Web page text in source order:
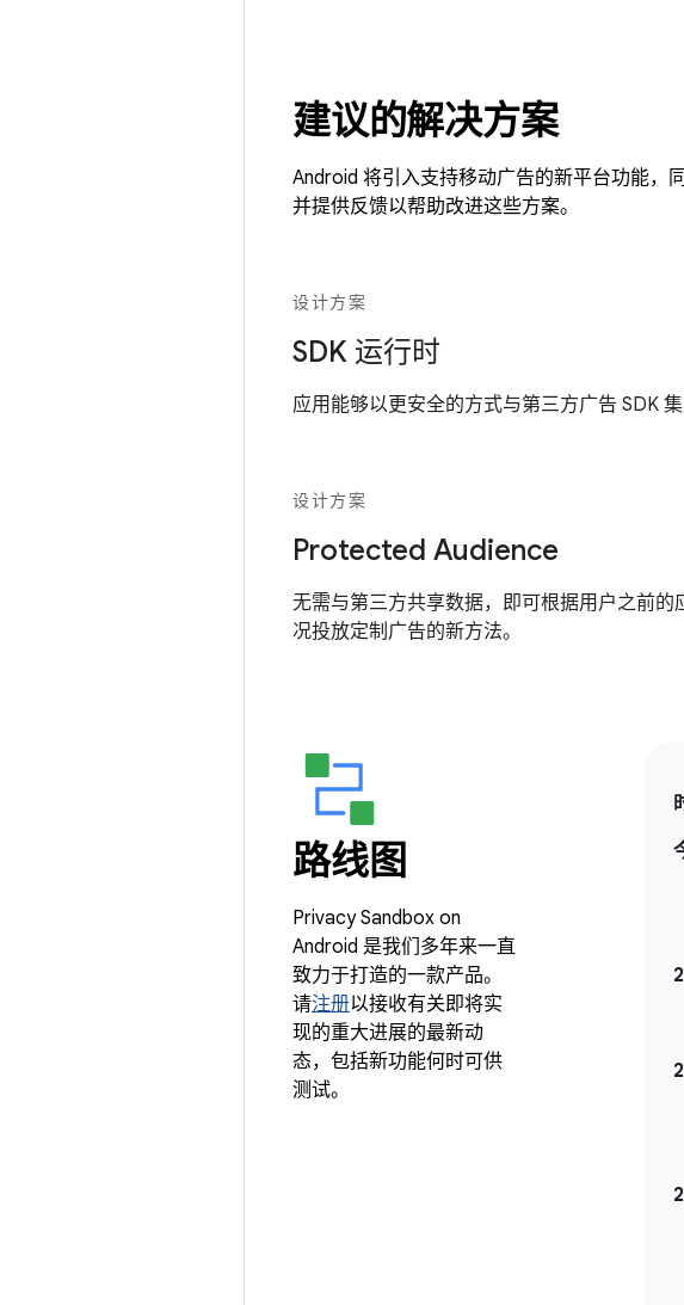
建议的解决方案
Android 将引入支持移动广告的新平台功能，
并提供反馈以帮助改进这些方案。
设计方案
SDK 运行时
应用能够以更安全的方式与第三方广告 SDK 集
设计方案
Protected Audience
无需与第三方共享数据，即可根据用户之前的
况投放定制广告的新方法。
路线图
Privacy Sandbox on
Android 是我们多年来一直
致力于打造的一款产品。
请注册以接收有关即将实
现的重大进展的最新动
态，包括新功能何时可供
测试。